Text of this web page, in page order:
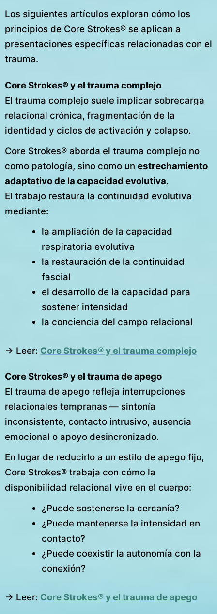
Los siguientes artículos exploran cómo los
principios de Core Strokes® se aplican a
presentaciones específicas relacionadas con el
trauma.
Core Strokes® y el trauma complejo
El trauma complejo suele implicar sobrecarga
relacional crónica, fragmentación de la
identidad y ciclos de activación y colapso.
Core Strokes® aborda el trauma complejo no
como patología, sino como un estrechamiento
adaptativo de la capacidad evolutiva.
El trabajo restaura la continuidad evolutiva
mediante:
la ampliación de la capacidad
respiratoria evolutiva
la restauración de la continuidad
fascial
el desarrollo de la capacidad para
sostener intensidad
la conciencia del campo relacional
→ Leer: Core Strokes® y el trauma complejo
Core Strokes® y el trauma de apego
El trauma de apego refleja interrupciones
relacionales tempranas — sintonía
inconsistente, contacto intrusivo, ausencia
emocional o apoyo desincronizado.
En lugar de reducirlo a un estilo de apego fijo,
Core Strokes® trabaja con cómo la
disponibilidad relacional vive en el cuerpo:
¿Puede sostenerse la cercanía?
¿Puede mantenerse la intensidad en
contacto?
¿Puede coexistir la autonomía con la
conexión?
→ Leer: Core Strokes® y el trauma de apego